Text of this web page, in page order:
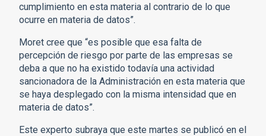
cumplimiento en esta materia al contrario de lo que
ocurre en materia de datos”.
Moret cree que “es posible que esa falta de
percepción de riesgo por parte de las empresas se
deba a que no ha existido todavía una actividad
sancionadora de la Administración en esta materia que
se haya desplegado con la misma intensidad que en
materia de datos”.
Este experto subraya que este martes se publicó en el